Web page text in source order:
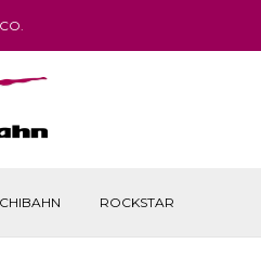
ROCKSTAR